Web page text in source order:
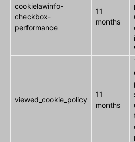
cookielawinfo-
checkbox-
performance
11
months
viewed_cookie_policy
11
months